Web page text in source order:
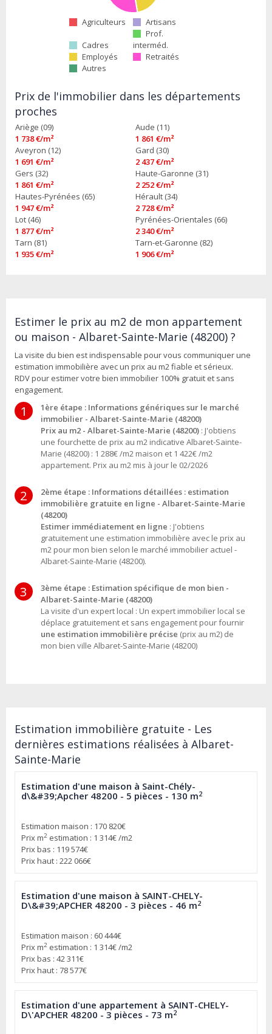
Agriculteurs Artisans
Cadres
Prof.
interméd.
Employés
Retraités
Autres
Prix de l'immobilier dans les départements
proches
Ariège (09)
1 738 €/m²
Aude (11)
1 861 €/m²
Aveyron (12)
1 691 €/m²
Gard (30)
2 437 €/m²
Gers (32)
1 861 €/m²
Haute-Garonne (31)
2 252 €/m²
Hautes-Pyrénées (65)
1 947 €/m²
Hérault (34)
2 728 €/m²
Lot (46)
1 877 €/m²
Pyrénées-Orientales (66)
2 340 €/m²
Tarn (81)
1 935 €/m²
Tarn-et-Garonne (82)
1 906 €/m²
Estimer le prix au m2 de mon appartement
ou maison - Albaret-Sainte-Marie (48200) ?
La visite du bien est indispensable pour vous communiquer une
estimation immobilière avec un prix au m2 fiable et sérieux.
RDV pour estimer votre bien immobilier 100% gratuit et sans
engagement.
1
1ère étape : Informations génériques sur le marché
immobilier - Albaret-Sainte-Marie (48200)
Prix au m2 - Albaret-Sainte-Marie (48200) : J'obtiens
une fourchette de prix au m2 indicative Albaret-Sainte-
Marie (48200) : 1 288€ /m2 maison et 1 422€ /m2
appartement. Prix au m2 mis à jour le 02/2026
2
2ème étape : Informations détaillées : estimation
immobilière gratuite en ligne - Albaret-Sainte-Marie
(48200)
Estimer immédiatement en ligne : J'obtiens
gratuitement une estimation immobilière avec le prix au
m2 pour mon bien selon le marché immobilier actuel -
Albaret-Sainte-Marie (48200).
3
3ème étape : Estimation spécifique de mon bien -
Albaret-Sainte-Marie (48200)
La visite d'un expert local : Un expert immobilier local se
déplace gratuitement et sans engagement pour fournir
une estimation immobilière précise (prix au m2) de
mon bien ville Albaret-Sainte-Marie (48200)
Estimation immobilière gratuite - Les
dernières estimations réalisées à Albaret-
Sainte-Marie
Estimation d'une maison à Saint-Chély-
d\&#39;Apcher 48200 - 5 pièces - 130 m2
Estimation maison : 170 820€
Prix m2 estimation : 1 314€ /m2
Prix bas : 119 574€
Prix haut : 222 066€
Estimation d'une maison à SAINT-CHELY-
D\&#39;APCHER 48200 - 3 pièces - 46 m2
Estimation maison : 60 444€
Prix m2 estimation : 1 314€ /m2
Prix bas : 42 311€
Prix haut : 78 577€
Estimation d'une appartement à SAINT-CHELY-
D\'APCHER 48200 - 3 pièces - 73 m2